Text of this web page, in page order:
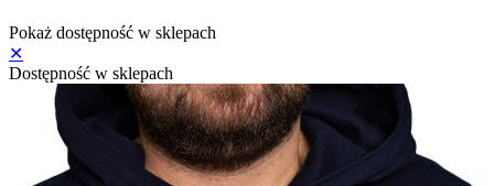
Pokaż dostępność w sklepach
✕
Dostępność w sklepach